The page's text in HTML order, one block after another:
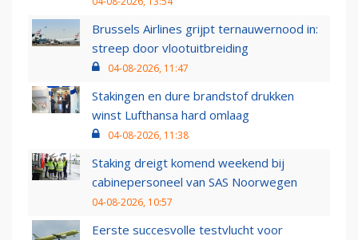
Brussels Airlines grijpt ternauwernood in:
streep door vlootuitbreiding
04-08-2026, 11:47
Stakingen en dure brandstof drukken
winst Lufthansa hard omlaag
04-08-2026, 11:38
Staking dreigt komend weekend bij
cabinepersoneel van SAS Noorwegen
04-08-2026, 10:57
Eerste succesvolle testvlucht voor